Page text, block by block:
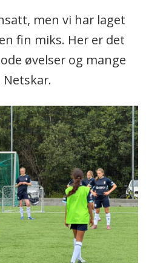
men vi har laget
fin miks. Her er det
øvelser og mange